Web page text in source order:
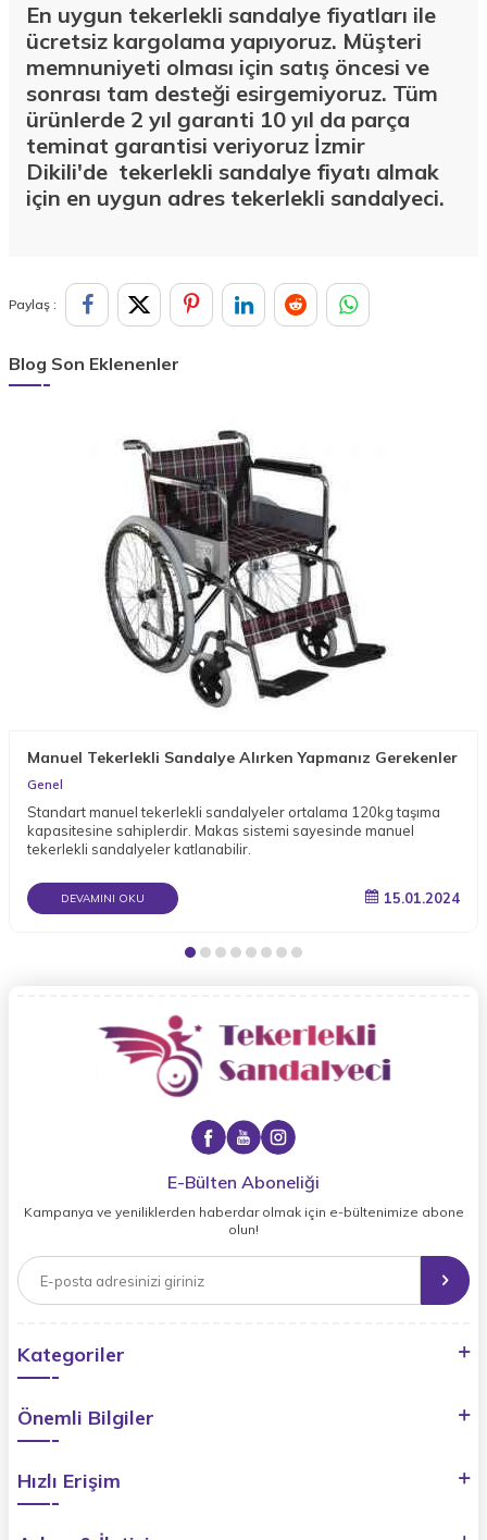
En uygun tekerlekli sandalye fiyatları ile
ücretsiz kargolama yapıyoruz. Müşteri
memnuniyeti olması için satış öncesi ve
sonrası tam desteği esirgemiyoruz. Tüm
ürünlerde 2 yıl garanti 10 yıl da parça
teminat garantisi veriyoruz İzmir
Dikili'de tekerlekli sandalye fiyatı almak
için en uygun adres tekerlekli sandalyeci.
Paylaş :
Blog Son Eklenenler
Manuel Tekerlekli Sandalye Alırken Yapmanız Gerekenler
Genel
Standart manuel tekerlekli sandalyeler ortalama 120kg taşıma
kapasitesine sahiplerdir. Makas sistemi sayesinde manuel
tekerlekli sandalyeler katlanabilir.
DEVAMINI OKU 15.01.2024
E-Bülten Aboneliği
Kampanya ve yeniliklerden haberdar olmak için e-bültenimize abone
olun!
Kategoriler
Önemli Bilgiler
Hızlı Erişim